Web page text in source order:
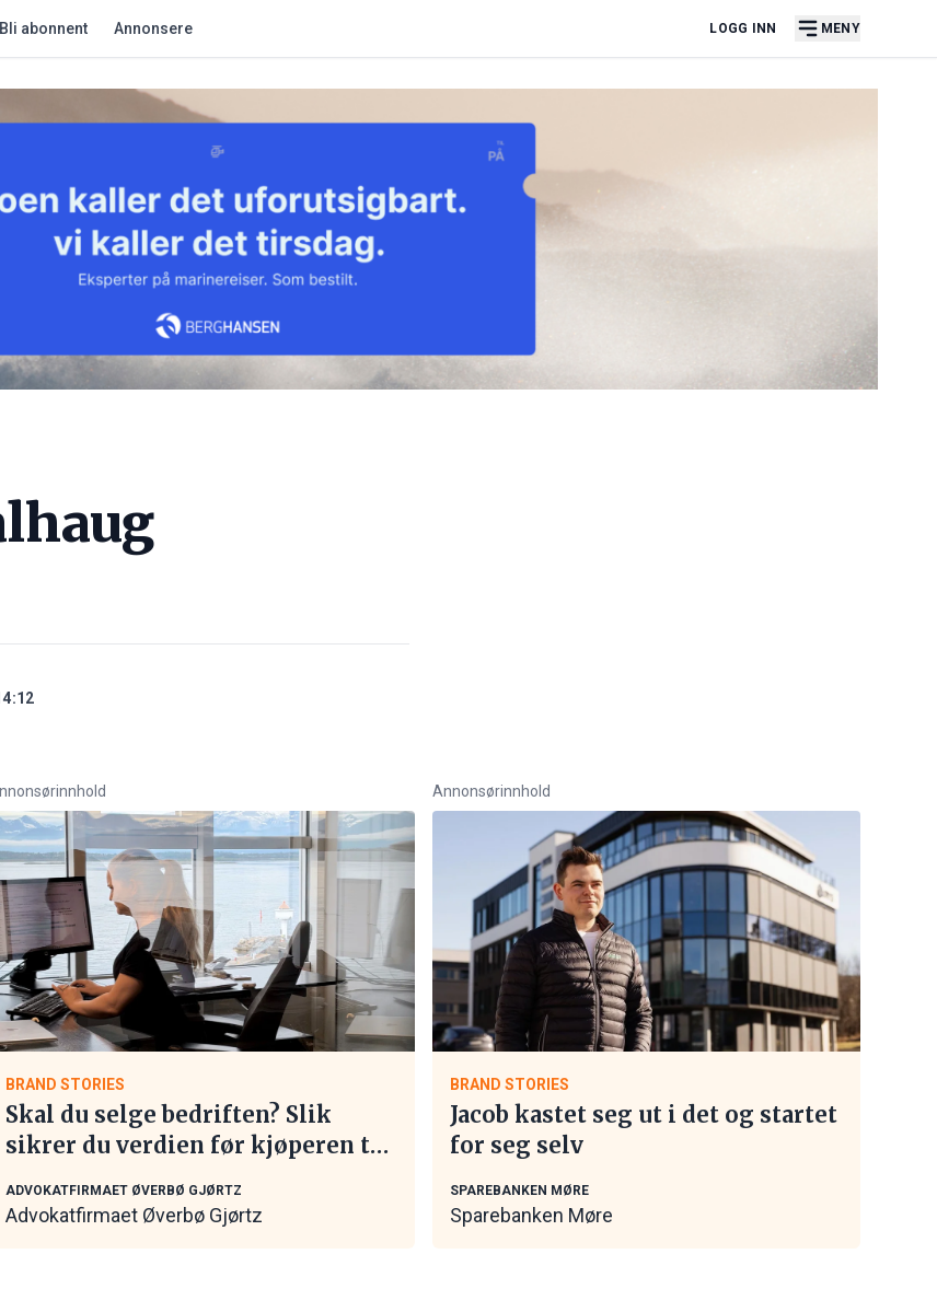
Bli abonnent Annonsere LOGG INN MENY
BRAND STORIES
Skal du selge bedriften? Slik
sikrer du verdien før kjøperen tar
ADVOKATFIRMAET ØVERBØ GJØRTZ
Advokatfirmaet Øverbø Gjørtz
Annonsørinnhold
BRAND STORIES
Jacob kastet seg ut i det og startet
for seg selv
SPAREBANKEN MØRE
Sparebanken Møre